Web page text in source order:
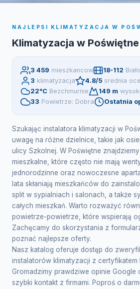
NAJLEPSI KLIMATYZACJA W
Klimatyzacja w Poświętne
3 459 mieszkancow 18-112
3 klimatyzacja 4.8/5 srednia
22°C Bezchmurnie 149 m
33 Powietrze: Dobra Ostatnia
Szukając instalatora klimatyzacji w
uwagę na różne dzielnice, takie jak
ulicy Szkolnej. W Poświętne
mieszkalne, które często nie mają
jednorodzinne oraz nowoczesne
lata skłaniają mieszkańców do
split w sypialniach i salonach, a także
całych mieszkań. Warto rozważyć
powietrze-powietrze, które wspierają
Zachęcamy do skorzystania z
poznać najlepsze oferty.
Nasz katalog oferuje dostęp do
instalatorów klimatyzacji z certyfikatem
Gromadzimy prawdziwe opinie Google
szybki kontakt z firmami. Poproś o